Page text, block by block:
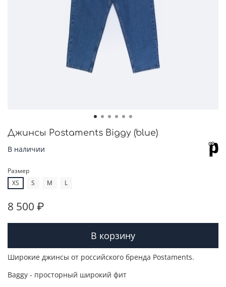
Джинсы Postaments Biggy (blue)
В наличии
Размер
XS
S M L
8 500 ₽
В корзину
Широкие джинсы от российского бренда Postaments.
Baggy - просторный широкий фит